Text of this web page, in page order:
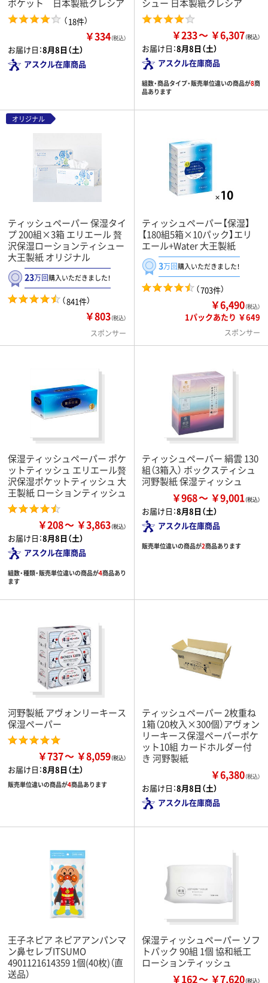
ポケット 日本製紙クレシア
（18件）
￥334（税込）
お届け日：8月8日（土）
アスクル在庫商品
シュー 日本製紙クレシア
￥233 ￥6,307
お届け日：8月8日（土）
アスクル在庫商品
組数・商品タイプ・販売単位違いの商品が8商
品あります
オリジナル
ティッシュペーパー 保湿タイ
プ 200組×3箱 エリエール 贅
沢保湿ローションティシュー
大王製紙 オリジナル
23万回購入いただきました！
（841件）
￥803（税込）
スポンサー
ティッシュペーパー【保湿】
【180組5箱×10パック】エリ
エール+Water 大王製紙
3万回購入いただきました！
（703件）
￥6,490（税込）
1パックあたり ￥649
スポンサー
保湿ティッシュペーパー ポケ
ットティッシュ エリエール贅
沢保湿ポケットティッシュ 大
王製紙 ローションティッシュ
￥208 ￥3,863
お届け日：8月8日（土）
アスクル在庫商品
組数・種類・販売単位違いの商品が4商品あり
ます
ティッシュペーパー 絹雲 130
組（3箱入） ボックスティシュ
河野製紙 保湿ティッシュ
￥968 ￥9,001
お届け日：8月8日（土）
アスクル在庫商品
販売単位違いの商品が2商品あります
河野製紙 アヴォンリーキース
保湿ペーパー
￥737 ￥8,059
お届け日：8月8日（土）
販売単位違いの商品が4商品あります
ティッシュペーパー 2枚重ね
1箱（20枚入×300個）アヴォン
リーキース保湿ペーパーポケ
ット10組 カードホルダー付
き 河野製紙
￥6,380（税込）
お届け日：8月8日（土）
アスクル在庫商品
王子ネピア ネピアアンパンマ
ン鼻セレブITSUMO
4901121614359 1個(40枚)（直
送品）
保湿ティッシュペーパー ソフ
トパック 90組 1個 協和紙工
ローションティッシュ
￥162 ￥7,620